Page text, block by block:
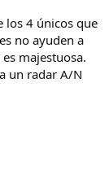
los 4 únicos que
no ayuden a
majestuosa.
un radar A/N